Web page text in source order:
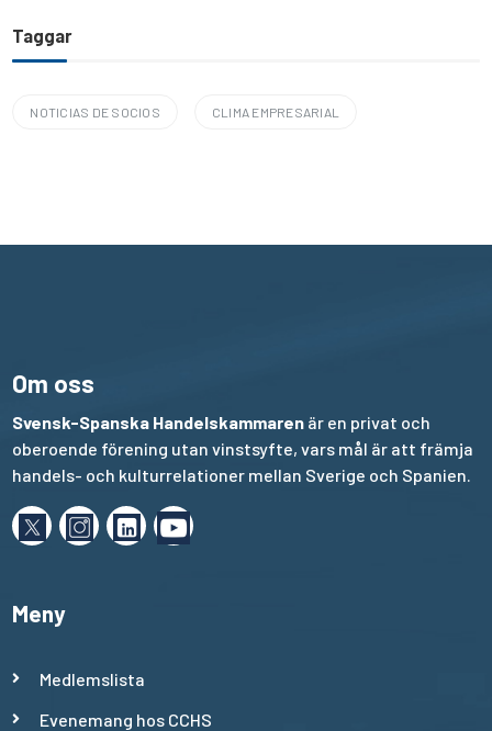
Taggar
NOTICIAS DE SOCIOS CLIMA EMPRESARIAL
Om oss
Svensk-Spanska Handelskammaren är en privat och
oberoende förening utan vinstsyfte, vars mål är att främja
handels- och kulturrelationer mellan Sverige och Spanien.
Meny
Medlemslista
Evenemang hos CCHS